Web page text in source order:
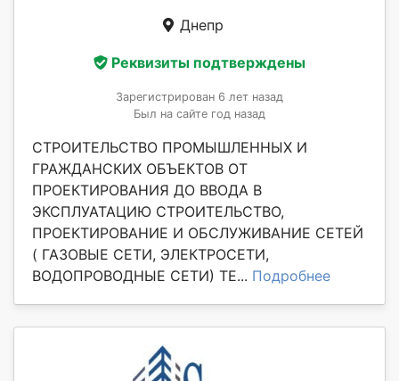
Днепр
Реквизиты подтверждены
Зарегистрирован 6 лет назад
Был на сайте год назад
СТРОИТЕЛЬСТВО ПРОМЫШЛЕННЫХ И
ГРАЖДАНСКИХ ОБЪЕКТОВ ОТ
ПРОЕКТИРОВАНИЯ ДО ВВОДА В
ЭКСПЛУАТАЦИЮ СТРОИТЕЛЬСТВО,
ПРОЕКТИРОВАНИЕ И ОБСЛУЖИВАНИЕ СЕТЕЙ
( ГАЗОВЫЕ СЕТИ, ЭЛЕКТРОСЕТИ,
ВОДОПРОВОДНЫЕ СЕТИ) ТЕ... Подробнее